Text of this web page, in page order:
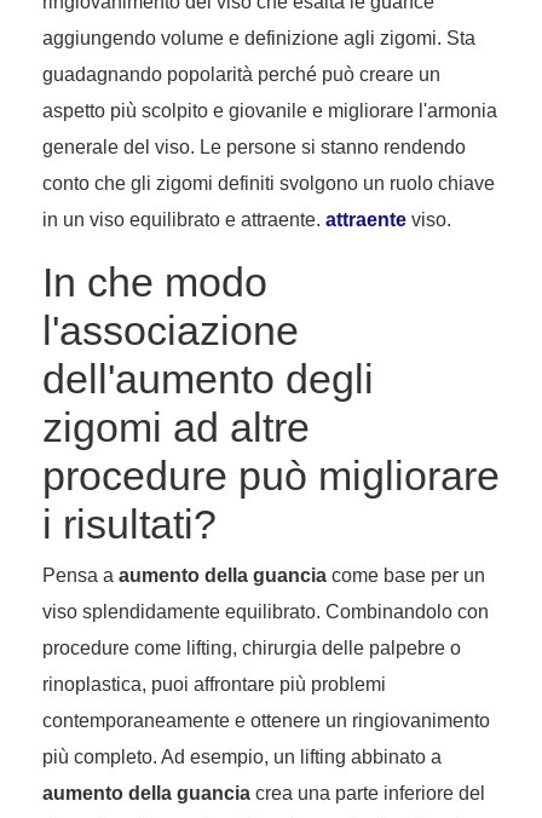
aggiungendo volume e definizione agli zigomi. Sta
guadagnando popolarità perché può creare un
aspetto più scolpito e giovanile e migliorare l'armonia
generale del viso. Le persone si stanno rendendo
conto che gli zigomi definiti svolgono un ruolo chiave
in un viso equilibrato e attraente. attraente viso.
In che modo
l'associazione
dell'aumento degli
zigomi ad altre
procedure può migliorare
i risultati?
Pensa a aumento della guancia come base per un
viso splendidamente equilibrato. Combinandolo con
procedure come lifting, chirurgia delle palpebre o
rinoplastica, puoi affrontare più problemi
contemporaneamente e ottenere un ringiovanimento
più completo. Ad esempio, un lifting abbinato a
aumento della guancia crea una parte inferiore del